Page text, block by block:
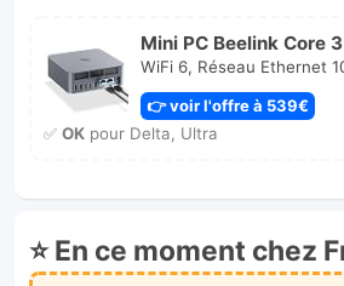
Mini PC Beelink Core 3
WiFi 6, Réseau Ethernet
👉 voir l'offre à 539€
✅ OKpour Delta, Ultra
⭐ En ce moment chez